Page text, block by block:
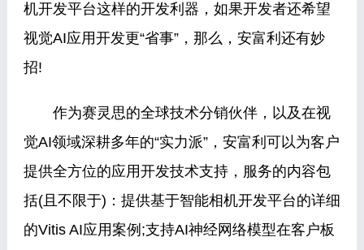
机开发平台这样的开发利器，如果开发者还希望
视觉AI应用开发更“省事”，那么，安富利还有妙
招!
作为赛灵思的全球技术分销伙伴，以及在视
觉AI领域深耕多年的“实力派”，安富利可以为客户
提供全方位的应用开发技术支持，服务的内容包
括(且不限于)：提供基于智能相机开发平台的详细
的Vitis AI应用案例;支持AI神经网络模型在客户板